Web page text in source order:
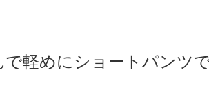
で軽めにショートパンツ